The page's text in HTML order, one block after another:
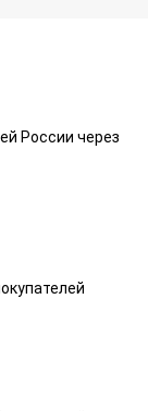
России через